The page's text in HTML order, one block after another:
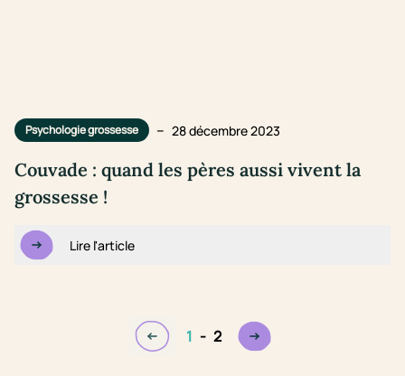
Psychologie grossesse – 28 décembre 2023
Couvade : quand les pères aussi vivent la
grossesse !
Lire l'article
1 - 2